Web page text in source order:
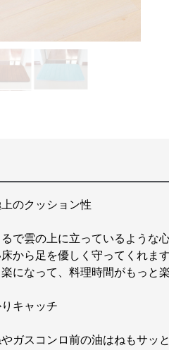
のクッション性
で雲の上に立っているような
から足を優しく守ってくれま
になって、料理時間がもっと
キャッチ
ガスコンロ前の油はねもサッ